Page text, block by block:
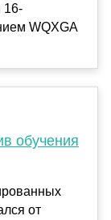
16-
WQXGA
обучения
от